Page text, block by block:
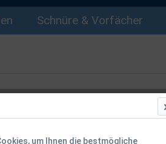
Schnüre & Vorfächer
Freestyle
Hering Fire
um Ihnen die bestmögliche